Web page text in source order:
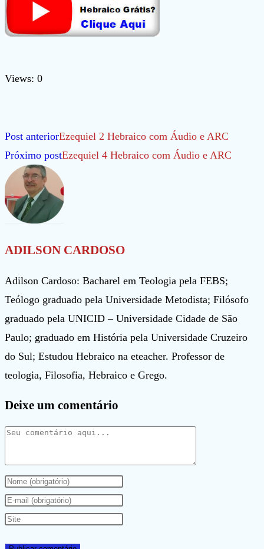
Views: 0
Leia
mais
artigos
Post anteriorEzequiel 2 Hebraico com Áudio e ARC
Próximo postEzequiel 4 Hebraico com Áudio e ARC
ADILSON CARDOSO
Adilson Cardoso: Bacharel em Teologia pela FEBS;
Teólogo graduado pela Universidade Metodista; Filósofo
graduado pela UNICID – Universidade Cidade de São
Paulo; graduado em História pela Universidade Cruzeiro
do Sul; Estudou Hebraico na eteacher. Professor de
teologia, Filosofia, Hebraico e Grego.
Deixe um comentário
Comentário
Digite
seu
nome
Digite
seu
Digite